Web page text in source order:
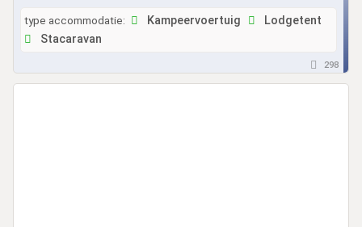
type accommodatie: Kampeervoertuig
Lodgetent
Stacaravan
298